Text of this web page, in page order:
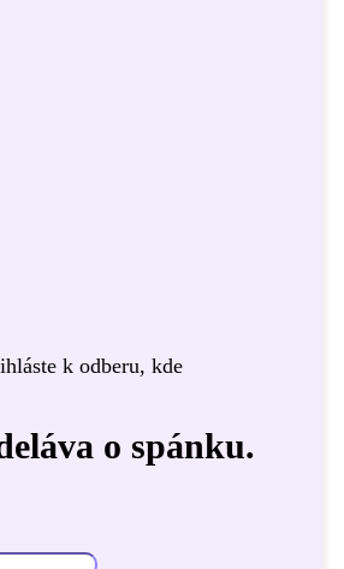
k odberu, kde
o spánku.